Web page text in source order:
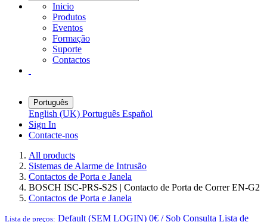
Inicio
Produtos
Eventos
Formação
Suporte
Contactos
Português
English (UK) Português Español
Sign In
Contacte-nos
All products
Sistemas de Alarme de Intrusão
Contactos de Porta e Janela
BOSCH ISC-PRS-S2S | Contacto de Porta de Correr EN-G2
Contactos de Porta e Janela
Lista de preços: Default (SEM LOGIN) 0€ / Sob Consulta Lista de